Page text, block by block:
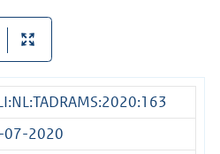
07-2020